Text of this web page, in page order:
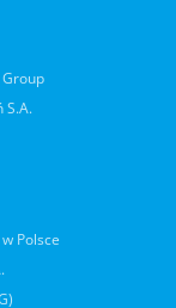
Group
S.A.
Polsce